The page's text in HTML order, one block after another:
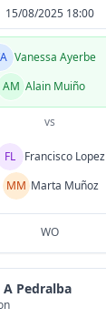
15/08/2025 18:00
Vanessa Ayerbe
AM Alain Muiño
vs
FL
Francisco Lopez
MM Marta Muñoz
WO
Pedralba